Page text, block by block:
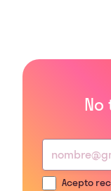
Acepto